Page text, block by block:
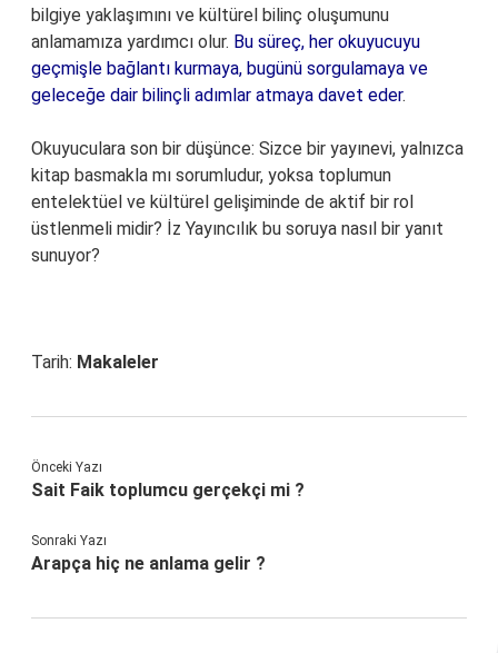
bilgiye yaklaşımını ve kültürel bilinç oluşumunu
anlamamıza yardımcı olur. Bu süreç, her okuyucuyu
geçmişle bağlantı kurmaya, bugünü sorgulamaya ve
geleceğe dair bilinçli adımlar atmaya davet eder.
Okuyuculara son bir düşünce: Sizce bir yayınevi, yalnızca
kitap basmakla mı sorumludur, yoksa toplumun
entelektüel ve kültürel gelişiminde de aktif bir rol
üstlenmeli midir? İz Yayıncılık bu soruya nasıl bir yanıt
sunuyor?
Tarih: Makaleler
Önceki Yazı
Sait Faik toplumcu gerçekçi mi ?
Sonraki Yazı
Arapça hiç ne anlama gelir ?